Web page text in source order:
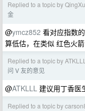
Replied to a topic by
金
@ymcz852 看对应指数
算低估，在类似 红色火
Replied to a topic by ATKLLL
问 V 友的意见
@ATKLLL 建议用丁香医
Replied to a topic by